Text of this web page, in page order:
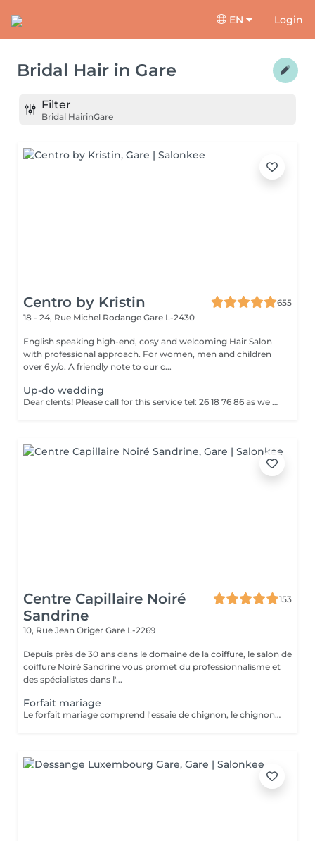
EN Login
Bridal Hair in Gare
Filter
Bridal HairinGare
Centro by Kristin
655
18 - 24, Rue Michel Rodange Gare L-2430
English speaking high-end, cosy and welcoming Hair Salon
with professional approach. For women, men and children
over 6 y/o. A friendly note to our c...
Up-do wedding
Dear clents! Please call for this service tel: 26 18 76 86 as we need to book a trial styling before the big day. Wash-blowout- pins-curls/straightincluded A test run is a must, at least a week before! (Included)
Centre Capillaire Noiré
Sandrine
153
10, Rue Jean Origer Gare L-2269
Depuis près de 30 ans dans le domaine de la coiffure, le salon de
coiffure Noiré Sandrine vous promet du professionnalisme et
des spécialistes dans l'...
Forfait mariage
Le forfait mariage comprend l'essaie de chignon, le chignon, une manucure avec vernis et un maquillage